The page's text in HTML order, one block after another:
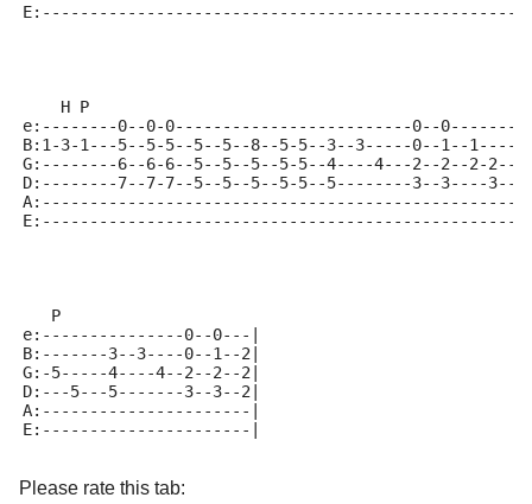
H P
e:--------0--0-0-------------------------0--0-------
B:1-3-1---5--5-5--5--5--8--5-5--3--3-----0--1--1----
G:--------6--6-6--5--5--5--5-5--4----4---2--2--2-2--
D:--------7--7-7--5--5--5--5-5--5--------3--3----3--
   P
e:---------------0--0---|
B:-------3--3----0--1--2|
G:-5-----4----4--2--2--2|
D:---5---5-------3--3--2|
A:----------------------|
E:----------------------|
Please rate this tab: